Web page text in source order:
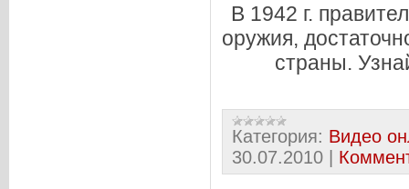
В 1942 г.
оружия,
страны.
Категория: Видео
30.07.2010 |